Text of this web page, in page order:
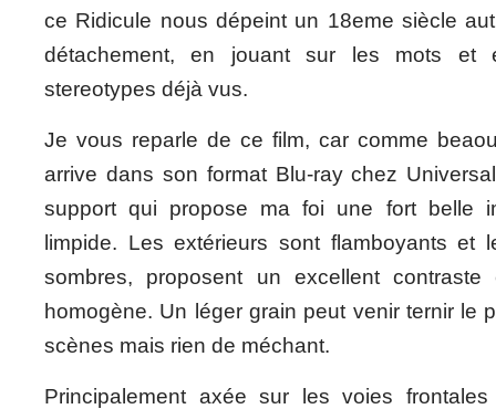
ce Ridicule nous dépeint un 18eme siècle
détachement, en jouant sur les mots et
stereotypes déjà vus.
Je vous reparle de ce film, car comme
arrive dans son format Blu-ray chez
support qui propose ma foi une fort belle
limpide. Les extérieurs sont flamboyants et
sombres, proposent un excellent contraste
homogène. Un léger grain peut venir ternir le
scènes mais rien de méchant.
Principalement axée sur les voies